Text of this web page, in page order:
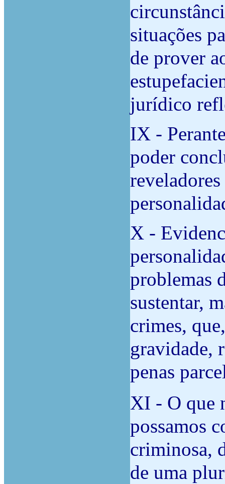
situações
de prover
jurídico
IX -
poder
X -
problemas
sustentar,
crimes,
gravidade,
penas
XI - O que
possamos
criminosa,
de uma